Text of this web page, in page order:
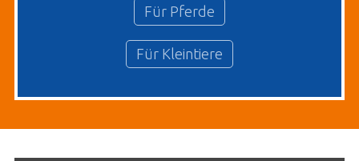
Für Pferde
Für Kleintiere